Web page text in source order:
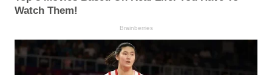
Watch Them!
Brainberries